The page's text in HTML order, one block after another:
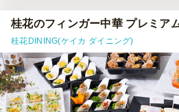
桂花のフィンガー中華 プレミア
桂花DINING(ケイカ ダイニング)